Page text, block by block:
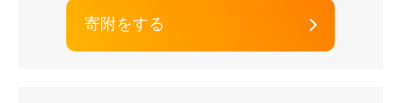
寄附をする